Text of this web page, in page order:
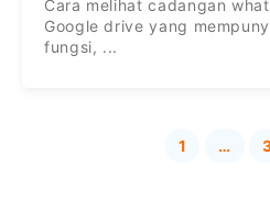
Cara melihat cadangan
Google drive yang
fungsi, ...
Page
1 …